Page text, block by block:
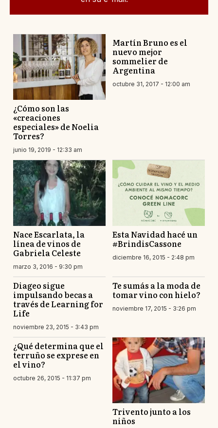
¿Cómo son las
«creaciones
especiales» de Noelia
Torres?
junio 19, 2019 - 12:33 am
Martín Bruno es el
nuevo mejor
sommelier de
Argentina
octubre 31, 2017 - 12:00 am
Nace Escarlata, la
línea de vinos de
Gabriela Celeste
marzo 3, 2016 - 9:30 pm
Esta Navidad hacé un
#BrindisCassone
diciembre 16, 2015 - 2:48 pm
Diageo sigue
impulsando becas a
través de Learning for
Life
noviembre 23, 2015 - 3:43 pm
Te sumás a la moda de
tomar vino con hielo?
noviembre 17, 2015 - 3:26 pm
¿Qué determina que el
terruño se exprese en
el vino?
octubre 26, 2015 - 11:37 pm
Trivento junto a los
niños